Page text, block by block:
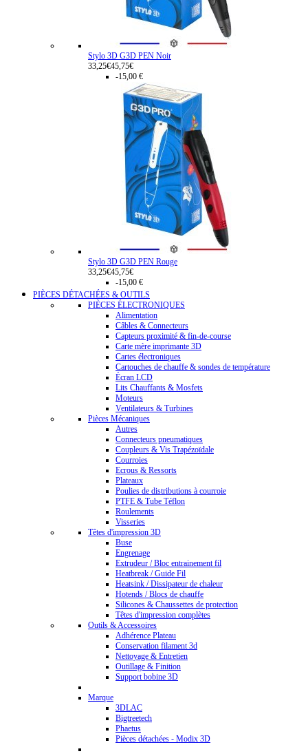
Stylo 3D G3D PEN Noir
33,25€45,75€
-15,00 €
Stylo 3D G3D PEN Rouge
33,25€45,75€
-15,00 €
PIÈCES DÉTACHÉES & OUTILS
PIÈCES ÉLECTRONIQUES
Alimentation
Câbles & Connecteurs
Capteurs proximité & fin-de-course
Carte mère imprimante 3D
Cartes électroniques
Cartouches de chauffe & sondes de température
Écran LCD
Lits Chauffants & Mosfets
Moteurs
Ventilateurs & Turbines
Pièces Mécaniques
Autres
Connecteurs pneumatiques
Coupleurs & Vis Trapézoïdale
Courroies
Ecrous & Ressorts
Plateaux
Poulies de distributions à courroie
PTFE & Tube Téflon
Roulements
Visseries
Têtes d'impression 3D
Buse
Engrenage
Extrudeur / Bloc entrainement fil
Heatbreak / Guide Fil
Heatsink / Dissipateur de chaleur
Hotends / Blocs de chauffe
Silicones & Chaussettes de protection
Têtes d'impression complètes
Outils & Accessoires
Adhérence Plateau
Conservation filament 3d
Nettoyage & Entretien
Outillage & Finition
Support bobine 3D
Marque
3DLAC
Bigtreetech
Phaetus
Pièces détachées - Modix 3D